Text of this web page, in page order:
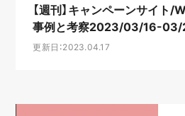
【週刊】キャンペーンサイト/
事例と考察2023/03/16-
更新日：2023.04.17